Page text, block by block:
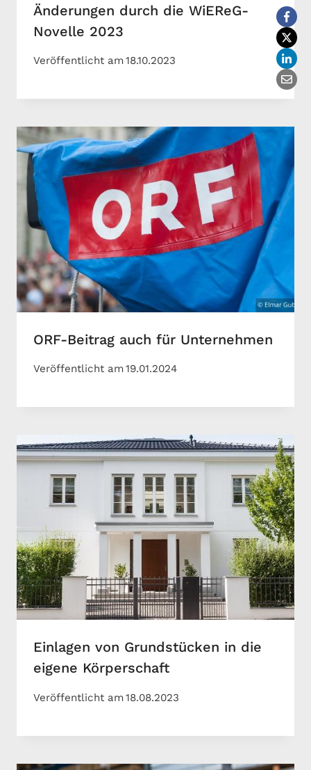
Änderungen durch die WiEReG-
Novelle 2023
Veröffentlicht am18.10.2023
ORF-Beitrag auch für Unternehmen
Veröffentlicht am19.01.2024
Einlagen von Grundstücken in die
eigene Körperschaft
Veröffentlicht am18.08.2023